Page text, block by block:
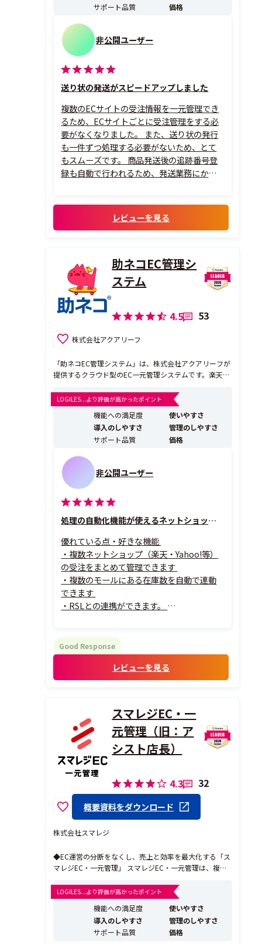
サポート品質
価格
非公開ユーザー
送り状の発送がスピードアップしました
複数のECサイトの受注情報を一元管理でき
るため、ECサイトごとに受注管理をする必
要がなくなりました。 また、送り状の発行
も一件ずつ処理する必要がないため、とて
もスムーズです。 商品発送後の追跡番号登
録も自動で行われるため、発送業務にかか
レビューを見る
助ネコEC管理シ
ステム
4.5 53
株式会社アクアリーフ
「助ネコEC管理システム」は、株式会社アクアリーフが
提供するクラウド型のEC一元管理システムです。楽天市
数のネットショップや自社ECの受注管理、在庫管理、商
品登録、発注管理をまとめて効率化します。 どうしてネ
コがキャラクターなの？それはネコの...
LOGILES...より評価が高かったポイント
機能への満足度
使いやすさ
導入のしやすさ
管理のしやすさ
サポート品質
価格
非公開ユーザー
処理の自動化機能が使えるネットショップ・EC一元管理システム
優れている点・好きな機能
・複数ネットショップ（楽天・Yahoo!等）
の受注をまとめて管理できます
・複数のモールにある在庫数を自動で連動
できます
・RSLとの連携ができます。
ト設定の考え方が難しいかも
・助ネコの管理画面から入荷予定データを
作成・送信するだけで、RSLへの入庫処理が
おわります。さらに、複数のECサイトから
Good Response
レビューを見る
スマレジEC・一
元管理（旧：ア
シスト店長）
4.3 32
概要資料をダウンロード
株式会社スマレジ
◆EC運営の分断をなくし、売上と効率を最大化する「ス
マレジEC・一元管理」 スマレジEC・一元管理は、複数
顧客・出荷情報を一元管理できるCRM内蔵型のEC一元管
理システムです。 楽天市場・Amazon・Yahoo!ショッピ
ング・自社ECなど主要チャネルと自動...
LOGILES...より評価が高かったポイント
機能への満足度
使いやすさ
導入のしやすさ
管理のしやすさ
サポート品質
価格